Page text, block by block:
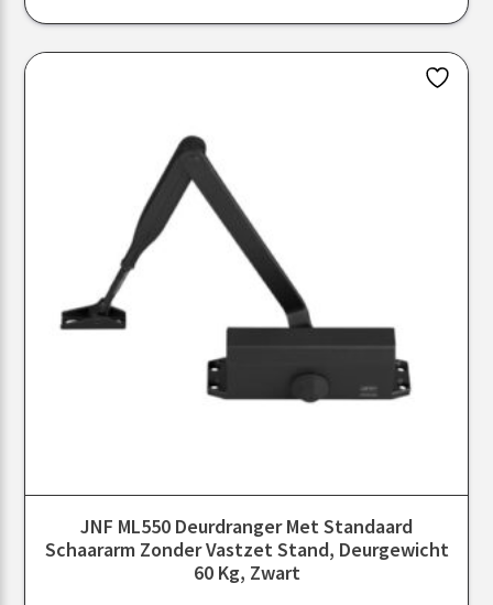
JNF ML550 Deurdranger Met Standaard
Schaararm Zonder Vastzet Stand, Deurgewicht
60 Kg, Zwart